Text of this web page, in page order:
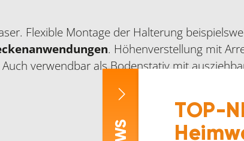
Flexible Montage der Halterung
. Höhenverstellung mit
verwendbar als Bodenstativ mit
TOP-